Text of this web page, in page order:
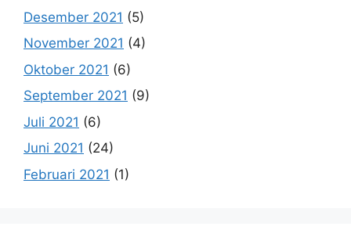
Desember 2021 (5)
November 2021 (4)
Oktober 2021 (6)
September 2021 (9)
Juli 2021 (6)
Juni 2021 (24)
Februari 2021 (1)